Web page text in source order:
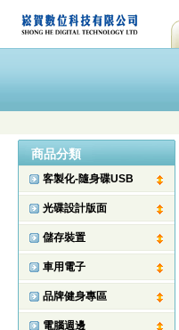
商品分類
客製化-隨身碟USB
光碟設計版面
儲存裝置
車用電子
品牌健身專區
電腦週邊